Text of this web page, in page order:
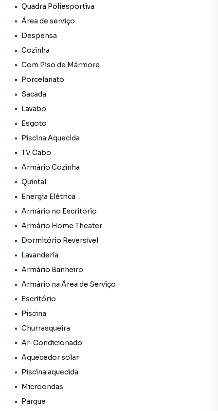
alterações em seus valores, bem como a disponibilidade.
Reservamos o direito de qualquer erro de digitação.
Quadra Poliesportiva
Área de serviço
Despensa
Cozinha
Com Piso de Mármore
Porcelanato
Sacada
Lavabo
Esgoto
Piscina Aquecida
TV Cabo
Armário Cozinha
Quintal
Energia Elétrica
Armário no Escritório
Armário Home Theater
Dormitório Reversível
Lavanderia
Armário Banheiro
Armário na Área de Serviço
Escritório
Piscina
Churrasqueira
Ar-Condicionado
Aquecedor solar
Piscina aquecida
Microondas
Parque